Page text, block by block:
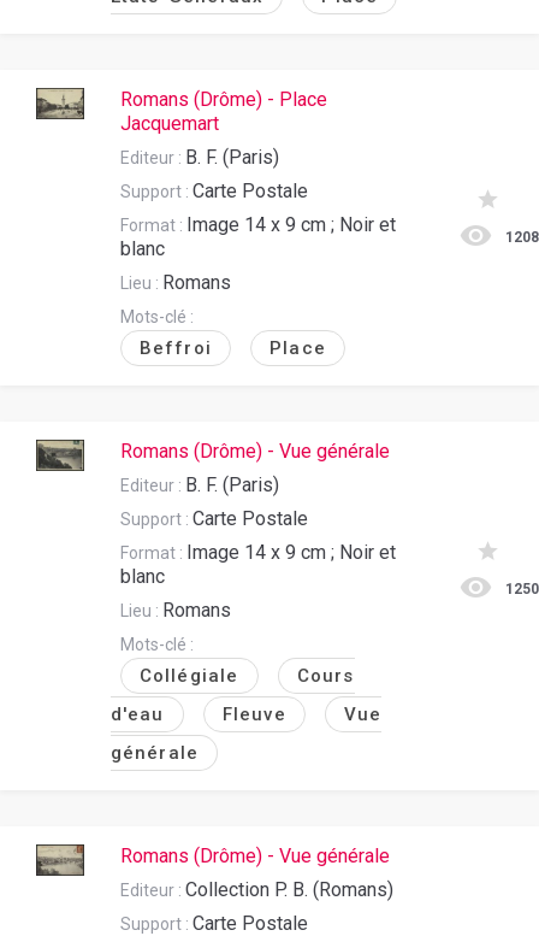
Romans (Drôme) - Place
Jacquemart
Editeur : B. F. (Paris)
Support : Carte Postale
Format : Image 14 x 9 cm ; Noir et
blanc
Lieu : Romans
Mots-clé :
Beffroi Place
1208
Romans (Drôme) - Vue générale
Editeur : B. F. (Paris)
Support : Carte Postale
Format : Image 14 x 9 cm ; Noir et
blanc
Lieu : Romans
Mots-clé :
Collégiale
Cours
d'eau
Fleuve
Vue
générale
1250
Romans (Drôme) - Vue générale
Editeur : Collection P. B. (Romans)
Support : Carte Postale